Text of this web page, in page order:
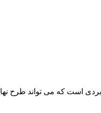
است که می تواند طرح